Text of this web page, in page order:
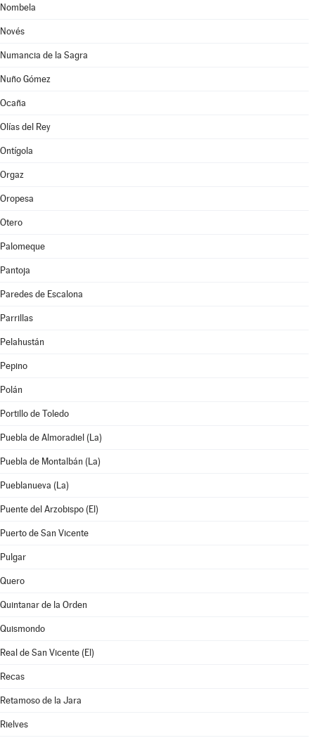
Nombela
Novés
Numancia de la Sagra
Nuño Gómez
Ocaña
Olías del Rey
Ontígola
Orgaz
Oropesa
Otero
Palomeque
Pantoja
Paredes de Escalona
Parrillas
Pelahustán
Pepino
Polán
Portillo de Toledo
Puebla de Almoradiel (La)
Puebla de Montalbán (La)
Pueblanueva (La)
Puente del Arzobispo (El)
Puerto de San Vicente
Pulgar
Quero
Quintanar de la Orden
Quismondo
Real de San Vicente (El)
Recas
Retamoso de la Jara
Rielves